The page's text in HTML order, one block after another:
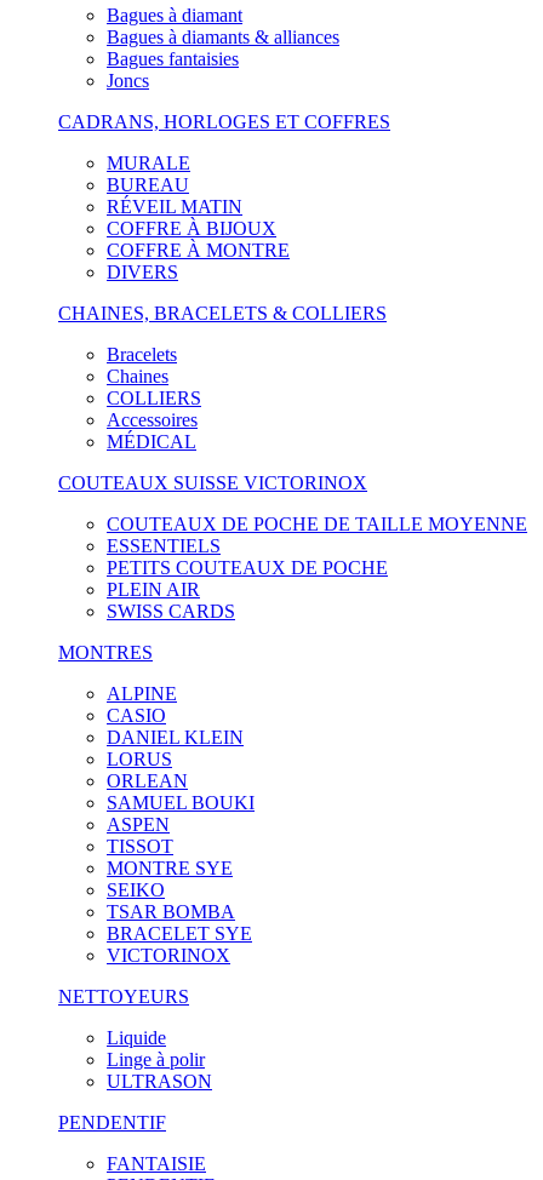
Bagues à diamant
Bagues à diamants & alliances
Bagues fantaisies
Joncs
CADRANS, HORLOGES ET COFFRES
MURALE
BUREAU
RÉVEIL MATIN
COFFRE À BIJOUX
COFFRE À MONTRE
DIVERS
CHAINES, BRACELETS & COLLIERS
Bracelets
Chaines
COLLIERS
Accessoires
MÉDICAL
COUTEAUX SUISSE VICTORINOX
COUTEAUX DE POCHE DE TAILLE MOYENNE
ESSENTIELS
PETITS COUTEAUX DE POCHE
PLEIN AIR
SWISS CARDS
MONTRES
ALPINE
CASIO
DANIEL KLEIN
LORUS
ORLEAN
SAMUEL BOUKI
ASPEN
TISSOT
MONTRE SYE
SEIKO
TSAR BOMBA
BRACELET SYE
VICTORINOX
NETTOYEURS
Liquide
Linge à polir
ULTRASON
PENDENTIF
FANTAISIE